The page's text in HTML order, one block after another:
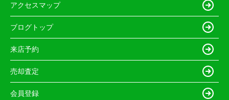
アクセスマップ
ブログトップ
来店予約
売却査定
会員登録